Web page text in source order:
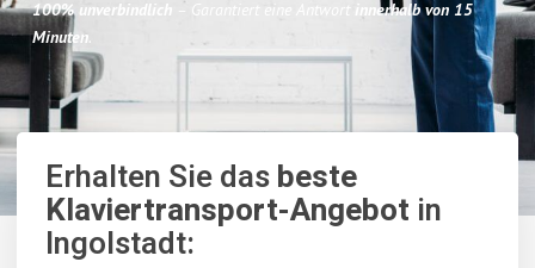
100% unverbindlich – Garantiert eine Antwort innerhalb von 15
Minuten.
Erhalten Sie dasbeste
Klaviertransport-Angebot in
Ingolstadt: